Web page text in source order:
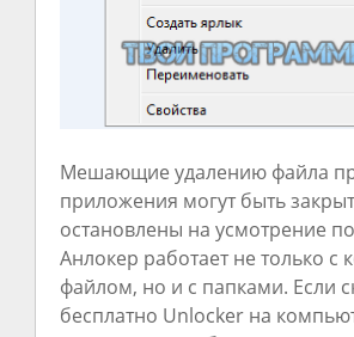
Мешающие удалению файла
приложения могут быть
остановлены на усмотрение
Анлокер работает не только с
файлом, но и с папками. Если
бесплатно Unlocker на